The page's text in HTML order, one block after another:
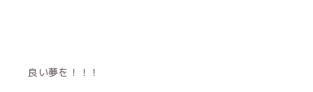
良い夢を！！！